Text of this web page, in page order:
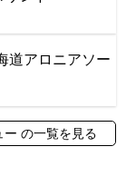
道アロニアソー
ー の一覧を見る